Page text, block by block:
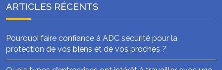
ARTICLES RÉCENTS
Pourquoi faire confiance à ADC sécurité pour la
protection de vos biens et de vos proches ?